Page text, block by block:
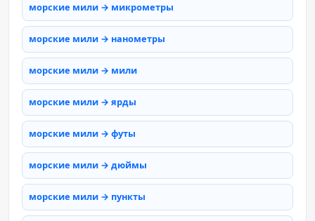
морские мили → микрометры
морские мили → нанометры
морские мили → мили
морские мили → ярды
морские мили → футы
морские мили → дюймы
морские мили → пункты